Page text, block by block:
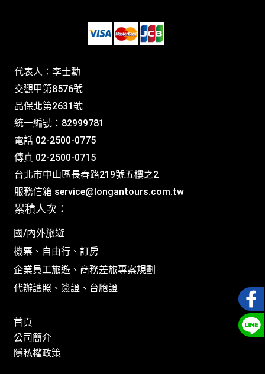
代表人：李士勳
交觀甲第8576號
品保北第2631號
統一編號：82999781
電話 02-2500-0775
傳真 02-2500-0715
台北市中山區長春路219號五樓之2
服務信箱 service@longantours.com.tw
累積人次：
國/內外旅遊
機票、自由行、訂房
企業員工旅遊、商務差旅專案規劃
代辦護照、簽證、台胞證
首頁
公司簡介
隱私權政策